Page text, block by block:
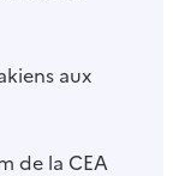
aux
de la CEA